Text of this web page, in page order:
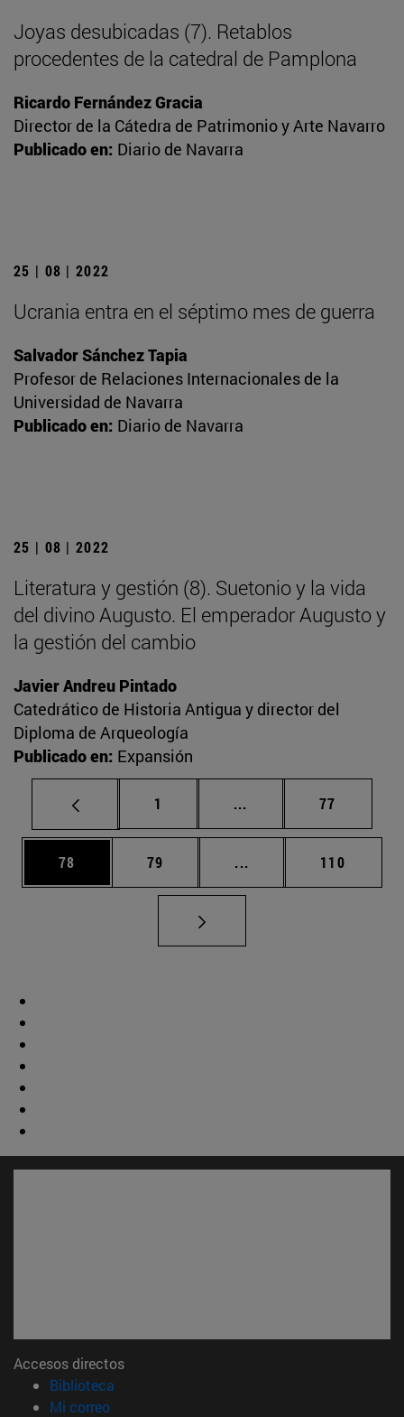
Joyas desubicadas (7). Retablos
procedentes de la catedral de Pamplona
Ricardo Fernández Gracia
Director de la Cátedra de Patrimonio y Arte Navarro
Publicado en: Diario de Navarra
25 | 08 | 2022
Ucrania entra en el séptimo mes de guerra
Salvador Sánchez Tapia
Profesor de Relaciones Internacionales de la
Universidad de Navarra
Publicado en: Diario de Navarra
25 | 08 | 2022
Literatura y gestión (8). Suetonio y la vida
del divino Augusto. El emperador Augusto y
la gestión del cambio
Javier Andreu Pintado
Catedrático de Historia Antigua y director del
Diploma de Arqueología
Publicado en: Expansión
Página
1 ... Páginas intermedias
Página
77
Página
78 Página
79 ... Páginas intermedias
Página
110
Accesos directos
Biblioteca
Mi correo(abre en nueva ventana)